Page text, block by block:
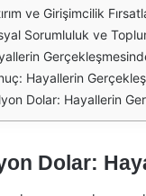
ve Girişimcilik
Sorumluluk ve
Hayallerin
Dolar: Hayallerin
Dolar: